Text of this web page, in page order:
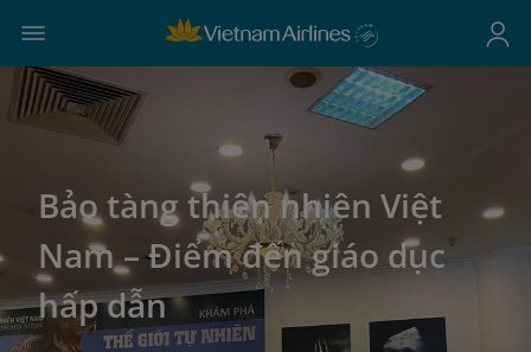
Bảo tàng thiên nhiên Việt
Nam – Điểm đến giáo dục
hấp dẫn